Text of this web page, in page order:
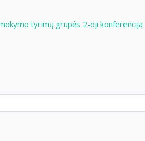
tyrimų grupės 2-oji konferencija